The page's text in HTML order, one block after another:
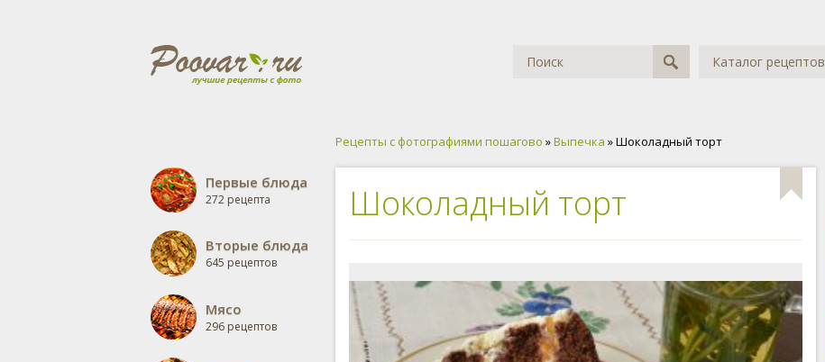
Каталог рецептов
Первые блюда
272 рецепта
Вторые блюда
645 рецептов
Мясо
296 рецептов
Рецепты с фотографиями пошагово »Выпечка » Шоколадный торт
Шоколадный торт